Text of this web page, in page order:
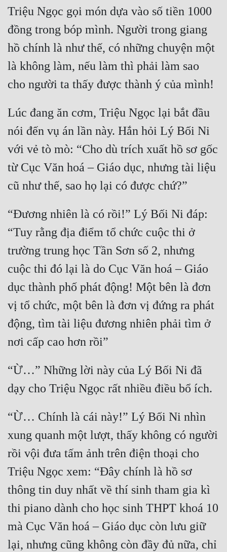
Triệu Ngọc gọi món dựa vào số tiền 1000
đồng trong bóp mình. Người trong giang
hồ chính là như thế, có những chuyện một
là không làm, nếu làm thì phải làm sao
Lúc đang ăn cơm, Triệu Ngọc lại bắt đầu
nói đến vụ án lần này. Hắn hỏi Lý Bối Ni
với vẻ tò mò: “Cho dù trích xuất hồ sơ gốc
từ Cục Văn hoá – Giáo dục, nhưng tài liệu
“Đương nhiên là có rồi!” Lý Bối Ni đáp:
“Tuy rằng địa điểm tổ chức cuộc thi ở
trường trung học Tần Sơn số 2, nhưng
cuộc thi đó lại là do Cục Văn hoá – Giáo
dục thành phố phát động! Một bên là đơn
vị tổ chức, một bên là đơn vị đứng ra phát
động, tìm tài liệu đương nhiên phải tìm ở
“Ừ…” Những lời này của Lý Bối Ni đã
“Ừ… Chính là cái này!” Lý Bối Ni nhìn
xung quanh một lượt, thấy không có người
rồi vội đưa tấm ảnh trên điện thoại cho
Triệu Ngọc xem: “Đây chính là hồ sơ
thông tin duy nhất về thí sinh tham gia kì
thi piano dành cho học sinh THPT khoá 10
mà Cục Văn hoá – Giáo dục còn lưu giữ
lại, nhưng cũng không còn đầy đủ nữa, chỉ